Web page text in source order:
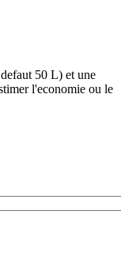
50 L) et une
l'economie ou le